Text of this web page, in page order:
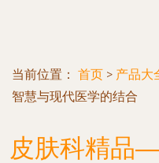
当前位置： 首页 > 产品大
智慧与现代医学的结合
皮肤科精品